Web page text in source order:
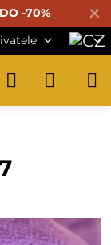
✕
-70%